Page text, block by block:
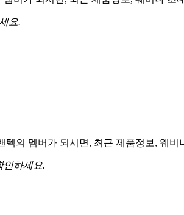
요.
의 멤버가 되시면, 최근 제품정보, 웨
인하세요.